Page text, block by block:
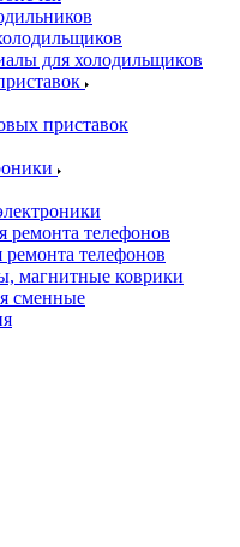
для холодильщиков
приставок
ремонта телефонов
телефонов
магнитные коврики
сменные